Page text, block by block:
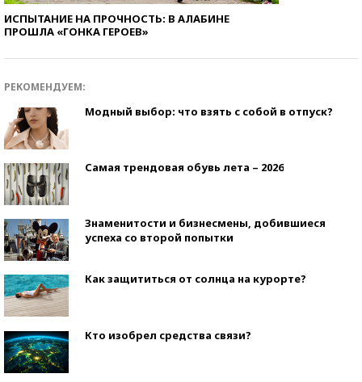
ИСПЫТАНИЕ НА ПРОЧНОСТЬ: В АЛАБИНЕ
ПРОШЛА «ГОНКА ГЕРОЕВ»
РЕКОМЕНДУЕМ:
Модный выбор: что взять с собой в отпуск?
Самая трендовая обувь лета – 2026
Знаменитости и бизнесмены, добившиеся
успеха со второй попытки
Как защититься от солнца на курорте?
Кто изобрел средства связи?